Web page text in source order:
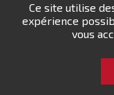
Ce site utilise
expérience
vous